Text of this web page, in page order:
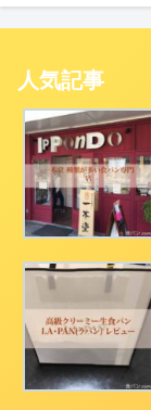
人気記事